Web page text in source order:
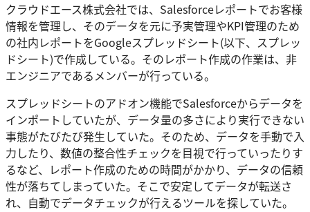
クラウドエース株式会社では、Salesforceレポートでお客様
情報を管理し、そのデータを元に予実管理やKPI管理のため
の社内レポートをGoogleスプレッドシート(以下、スプレッ
ドシート)で作成している。そのレポート作成の作業は、非
エンジニアであるメンバーが行っている。
スプレッドシートのアドオン機能でSalesforceからデータを
インポートしていたが、データ量の多さにより実行できない
事態がたびたび発生していた。そのため、データを手動で入
力したり、数値の整合性チェックを目視で行っていったりす
るなど、レポート作成のための時間がかかり、データの信頼
性が落ちてしまっていた。そこで安定してデータが転送さ
れ、自動でデータチェックが行えるツールを探していた。